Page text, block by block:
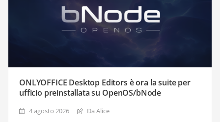
ONLYOFFICE Desktop Editors è ora la suite per
ufficio preinstallata su OpenOS/bNode
4 agosto 2026 Da Alice